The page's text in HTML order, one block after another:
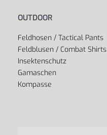
OUTDOOR
Feldhosen / Tactical Pants
Feldblusen / Combat Shirts
Insektenschutz
Gamaschen
Kompasse